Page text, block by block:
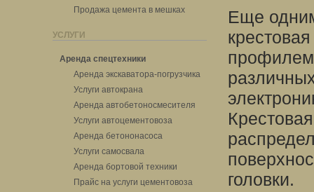
Продажа цемента в мешках
УСЛУГИ
Аренда спецтехники
Аренда экскаватора-погрузчика
Услуги автокрана
Аренда автобетоносмесителя
Услуги автоцементовоза
Аренда бетононасоса
Услуги самосвала
Аренда бортовой техники
Прайс на услуги цементовоза
Еще
головки.